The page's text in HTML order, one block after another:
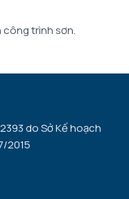
công trình sơn.
do Sở Kế hoạch
2015